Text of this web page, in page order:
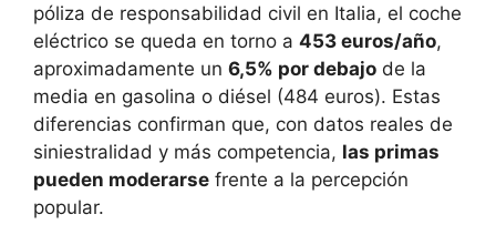
póliza de responsabilidad civil en Italia, el coche
eléctrico se queda en torno a 453 euros/año,
aproximadamente un 6,5% por debajo de la
media en gasolina o diésel (484 euros). Estas
diferencias confirman que, con datos reales de
siniestralidad y más competencia, las primas
pueden moderarse frente a la percepción
popular.